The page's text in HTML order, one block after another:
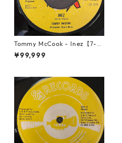
Tommy McCook - Inez【7-21
840】
¥99,999